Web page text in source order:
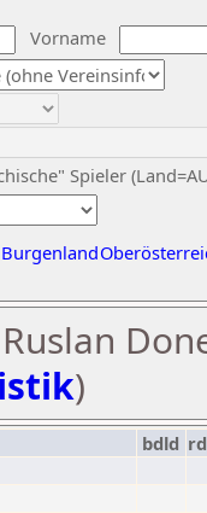
Vorname
Spieler
Burgenland
)
bdld rd